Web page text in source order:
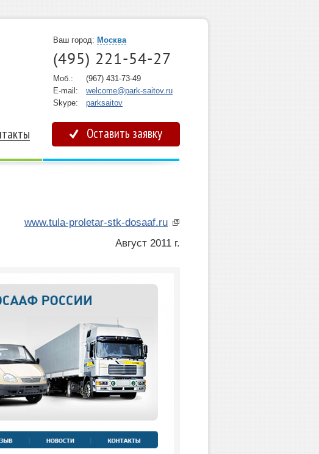
Ваш город: Москва
(495) 221-54-27
Моб.:
(967) 431-73-49
E-mail:
welcome@park-saitov.ru
Skype:
parksaitov
Оставить заявку
www.tula-proletar-stk-dosaaf.ru
Август 2011 г.